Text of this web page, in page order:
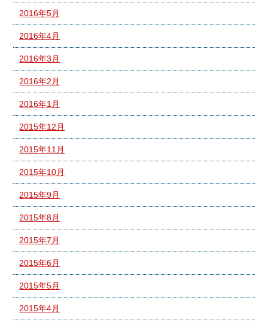
2016年5月
2016年4月
2016年3月
2016年2月
2016年1月
2015年12月
2015年11月
2015年10月
2015年9月
2015年8月
2015年7月
2015年6月
2015年5月
2015年4月